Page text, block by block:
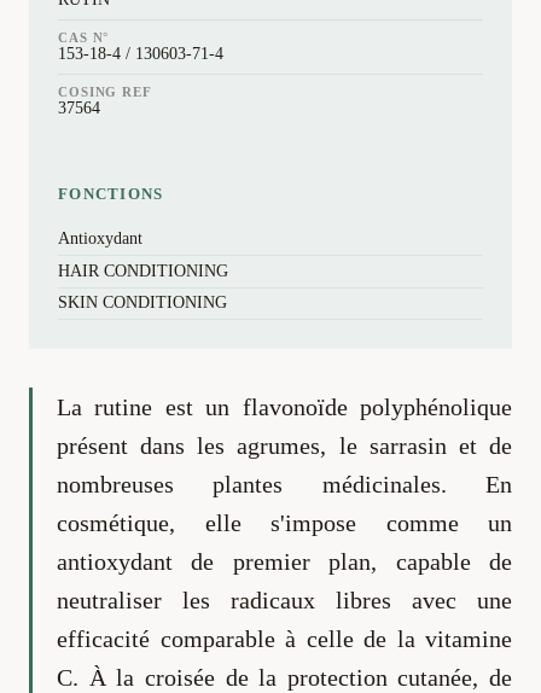
La rutine est un flavonoïde polyphénolique
présent dans les agrumes, le sarrasin et de
nombreuses plantes médicinales. En
cosmétique, elle s'impose comme un
antioxydant de premier plan, capable de
neutraliser les radicaux libres avec une
efficacité comparable à celle de la vitamine
C. À la croisée de la protection cutanée, de
CAS N°
153-18-4 / 130603-71-4
COSING REF
37564
FONCTIONS
Antioxydant
HAIR CONDITIONING
SKIN CONDITIONING